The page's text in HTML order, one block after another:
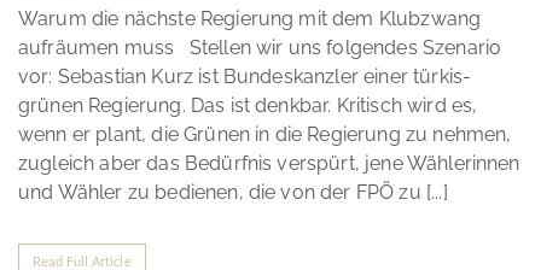
Warum die nächste Regierung mit dem Klubzwang
aufräumen muss Stellen wir uns folgendes Szenario
vor: Sebastian Kurz ist Bundeskanzler einer türkis-
grünen Regierung. Das ist denkbar. Kritisch wird es,
wenn er plant, die Grünen in die Regierung zu nehmen,
zugleich aber das Bedürfnis verspürt, jene Wählerinnen
und Wähler zu bedienen, die von der FPÖ zu [...]
Read Full Article